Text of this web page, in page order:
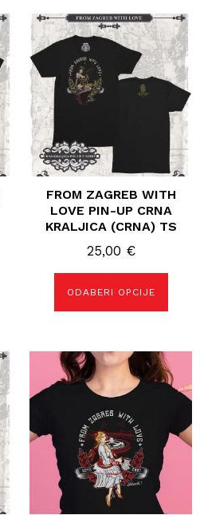
FROM ZAGREB WITH
LOVE PIN-UP CRNA
KRALJICA (CRNA) TS
25,00 €
ODABERI OPCIJE
Ovaj
proizvod
ima
varijanti.
Opcije
Ovaj
proizvod
više
Opcije
mogu
odabrati
na
stranici
proizvoda